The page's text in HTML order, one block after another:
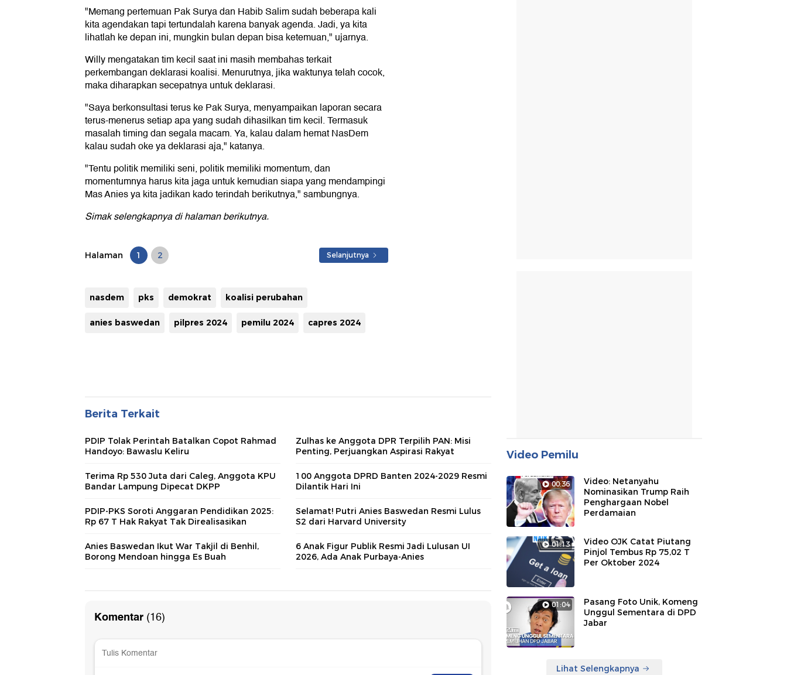
"Memang pertemuan Pak Surya dan Habib Salim sudah beberapa kali
kita agendakan tapi tertundalah karena banyak agenda. Jadi, ya kita
lihatlah ke depan ini, mungkin bulan depan bisa ketemuan," ujarnya.
Willy mengatakan tim kecil saat ini masih membahas terkait
perkembangan deklarasi koalisi. Menurutnya, jika waktunya telah cocok,
maka diharapkan secepatnya untuk deklarasi.
"Saya berkonsultasi terus ke Pak Surya, menyampaikan laporan secara
terus-menerus setiap apa yang sudah dihasilkan tim kecil. Termasuk
masalah timing dan segala macam. Ya, kalau dalam hemat NasDem
kalau sudah oke ya deklarasi aja," katanya.
"Tentu politik memiliki seni, politik memiliki momentum, dan
momentumnya harus kita jaga untuk kemudian siapa yang mendampingi
Mas Anies ya kita jadikan kado terindah berikutnya," sambungnya.
Simak selengkapnya di halaman berikutnya.
Halaman 1 2 Selanjutnya
nasdem pks demokrat koalisi perubahan
anies baswedan pilpres 2024 pemilu 2024 capres 2024
Berita Terkait
PDIP Tolak Perintah Batalkan Copot Rahmad
Handoyo: Bawaslu Keliru
Zulhas ke Anggota DPR Terpilih PAN: Misi
Penting, Perjuangkan Aspirasi Rakyat
Terima Rp 530 Juta dari Caleg, Anggota KPU
Bandar Lampung Dipecat DKPP
100 Anggota DPRD Banten 2024-2029 Resmi
Dilantik Hari Ini
PDIP-PKS Soroti Anggaran Pendidikan 2025:
Rp 67 T Hak Rakyat Tak Direalisasikan
Selamat! Putri Anies Baswedan Resmi Lulus
S2 dari Harvard University
Anies Baswedan Ikut War Takjil di Benhil,
Borong Mendoan hingga Es Buah
6 Anak Figur Publik Resmi Jadi Lulusan UI
2026, Ada Anak Purbaya-Anies
Video Pemilu
00:36
Video: Netanyahu
Nominasikan Trump Raih
Penghargaan Nobel
Perdamaian
01:13
Video OJK Catat Piutang
Pinjol Tembus Rp 75,02 T
Per Oktober 2024
01:04
Pasang Foto Unik, Komeng
Unggul Sementara di DPD
Jabar
Lihat Selengkapnya